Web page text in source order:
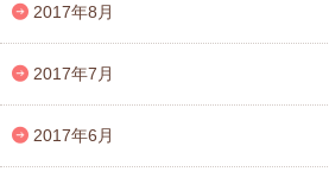
2017年8月
2017年7月
2017年6月